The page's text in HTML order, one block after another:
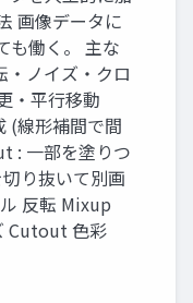
画像データに
も働く。 主な
・ノイズ・クロ
・平行移動
(線形補間で間
: 一部を塗りつ
り抜いて別画
反転 Mixup
Cutout 色彩